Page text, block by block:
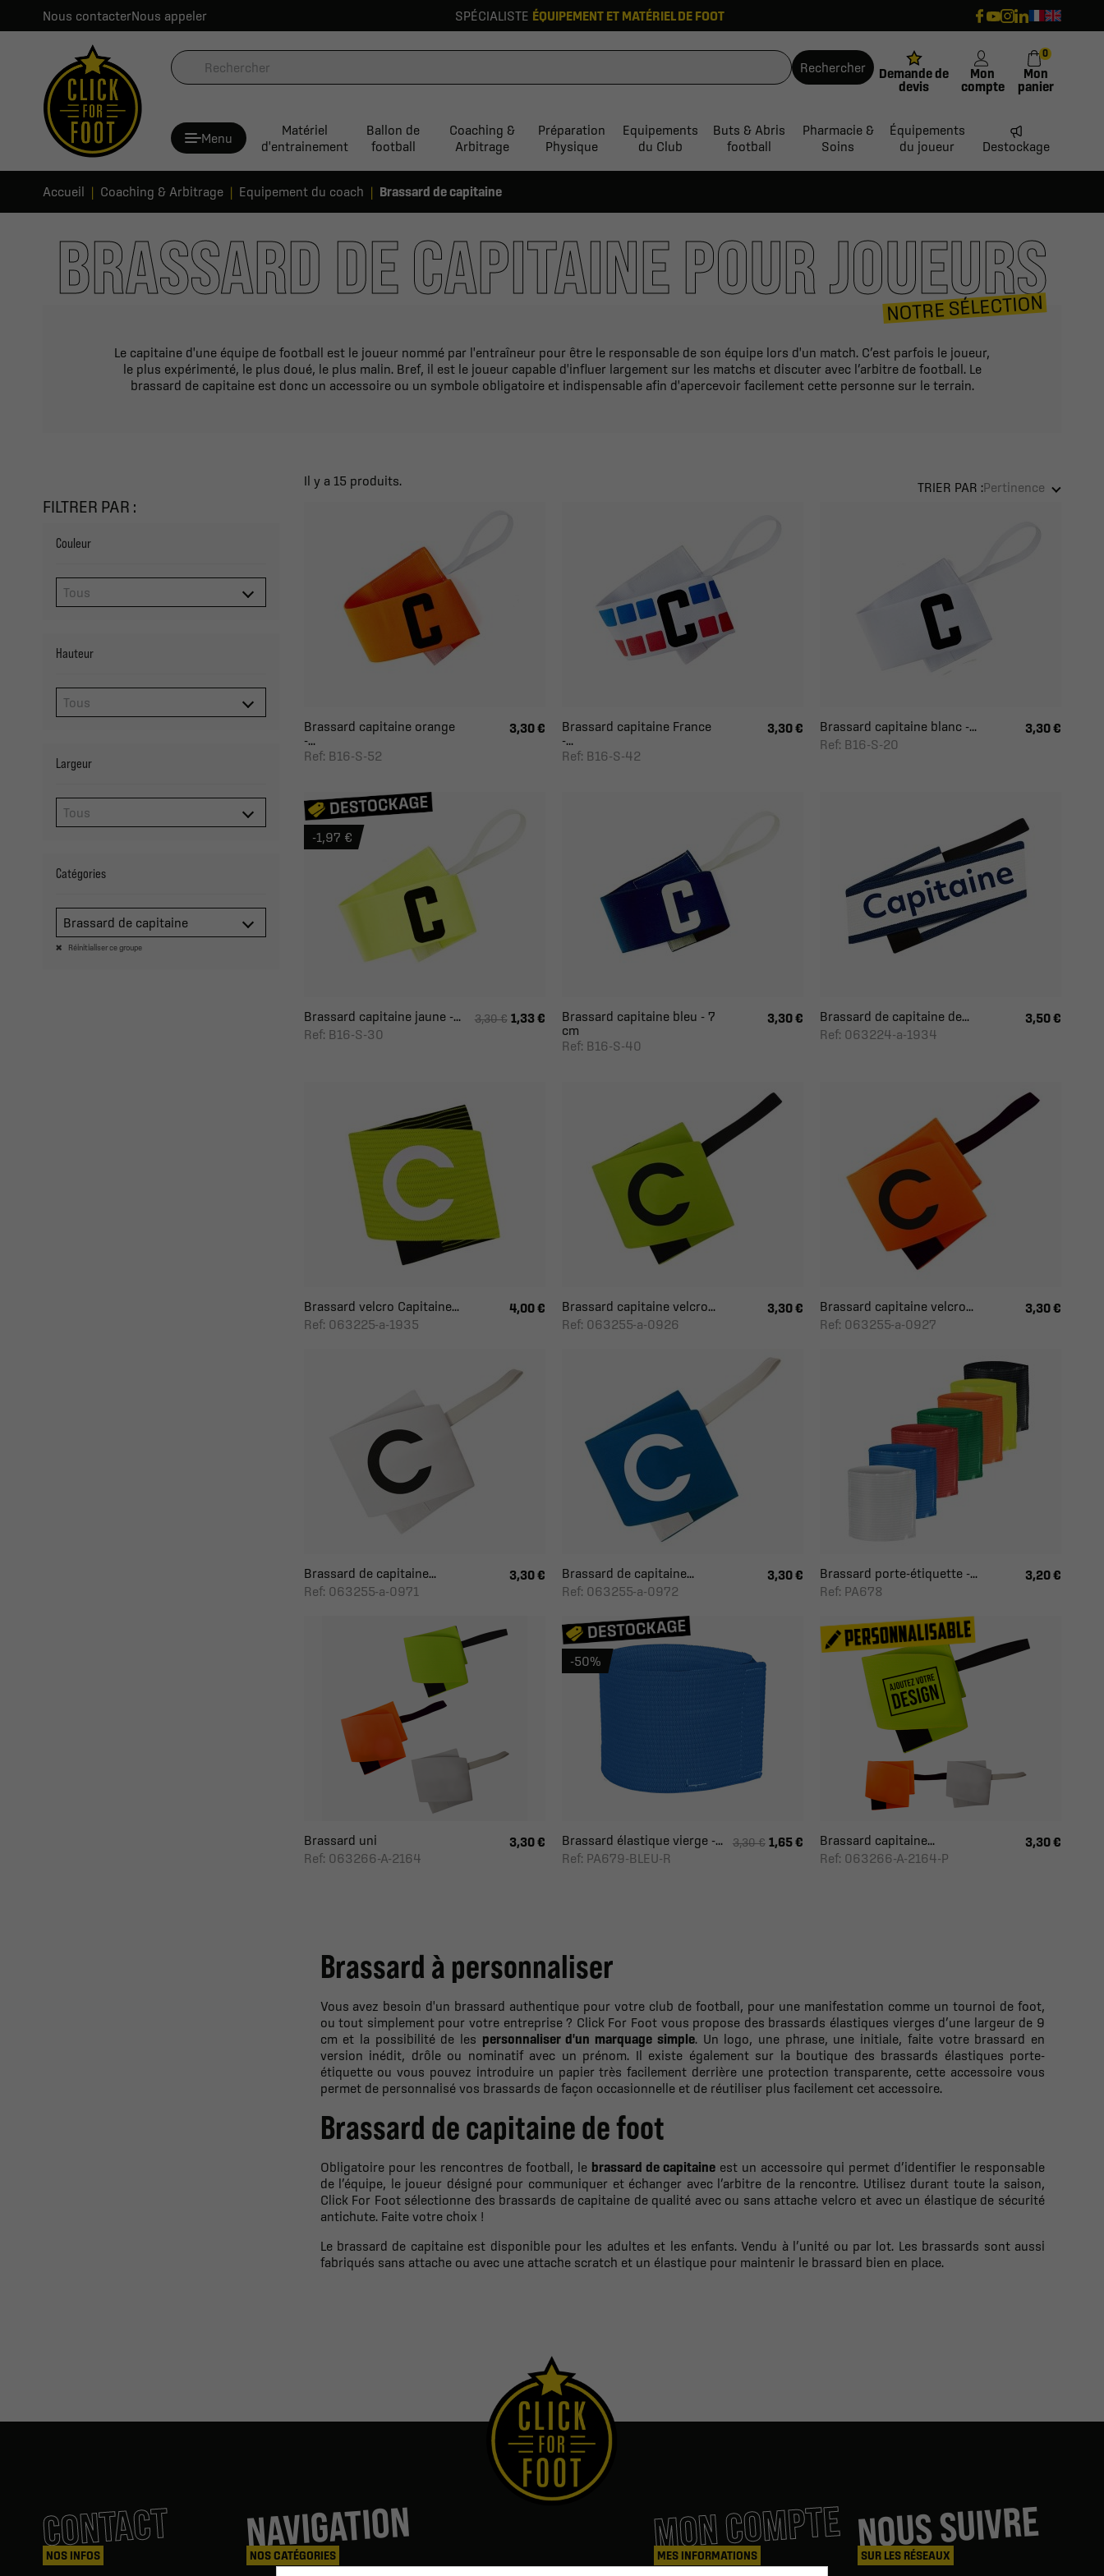
Nous contacterNous appeler SPÉCIALISTE ÉQUIPEMENT ET MATÉRIEL DE FOOT
Rechercher
Demande de
devis
Mon
compte
Mon
panier
0
Menu
Matériel
d'entrainement
Ballon de
football
Coaching &
Arbitrage
Préparation
Physique
Equipements
du Club
Buts & Abris
football
Pharmacie &
Soins
Équipements
du joueur
Destockage
Accueil Coaching & Arbitrage Equipement du coach Brassard de capitaine
BRASSARD DE CAPITAINE POUR JOUEURS
NOTRE SÉLECTION
Le capitaine d'une équipe de football est le joueur nommé par l'entraîneur pour être le responsable de son équipe lors d'un match. C’est parfois le joueur,
le plus expérimenté, le plus doué, le plus malin. Bref, il est le joueur capable d'influer largement sur les matchs et discuter avec l’arbitre de football. Le
brassard de capitaine est donc un accessoire ou un symbole obligatoire et indispensable afin d'apercevoir facilement cette personne sur le terrain.
FILTRER PAR :
Couleur
Hauteur
Largeur
Catégories
Brassard de capitaine
Réinitialiser ce groupe
Il y a 15 produits. TRIER PAR :Pertinence
Brassard capitaine orange
-...
Ref: B16-S-52
3,30 €
Brassard capitaine France
-...
Ref: B16-S-42
3,30 €
Brassard capitaine blanc -...
Ref: B16-S-20
3,30 €
Brassard capitaine jaune -...
Ref: B16-S-30
3,30 € 1,33 €
-1,97 €
Brassard capitaine bleu - 7
cm
Ref: B16-S-40
3,30 €
Brassard de capitaine de...
Ref: 063224-a-1934
3,50 €
Brassard velcro Capitaine...
Ref: 063225-a-1935
4,00 €
Brassard capitaine velcro...
Ref: 063255-a-0926
3,30 €
Brassard capitaine velcro...
Ref: 063255-a-0927
3,30 €
Brassard de capitaine...
Ref: 063255-a-0971
3,30 €
Brassard de capitaine...
Ref: 063255-a-0972
3,30 €
Brassard porte-étiquette -...
Ref: PA678
3,20 €
Brassard uni
Ref: 063266-A-2164
3,30 €
Brassard élastique vierge -...
Ref: PA679-BLEU-R
3,30 € 1,65 €
-50%
Brassard capitaine...
Ref: 063266-A-2164-P
3,30 €
Brassard à personnaliser
Vous avez besoin d'un brassard authentique pour votre club de football, pour une manifestation comme un tournoi de foot,
ou tout simplement pour votre entreprise ? Click For Foot vous propose des brassards élastiques vierges d’une largeur de 9
cm et la possibilité de les personnaliser d'un marquage simple. Un logo, une phrase, une initiale, faite votre brassard en
version inédit, drôle ou nominatif avec un prénom. Il existe également sur la boutique des brassards élastiques porte-
étiquette ou vous pouvez introduire un papier très facilement derrière une protection transparente, cette accessoire vous
permet de personnalisé vos brassards de façon occasionnelle et de réutiliser plus facilement cet accessoire.
Brassard de capitaine de foot
Obligatoire pour les rencontres de football, le brassard de capitaineest un accessoire qui permet d’identifier le responsable
de l’équipe, le joueur désigné pour communiquer et échanger avec l’arbitre de la rencontre. Utilisez durant toute la saison,
Click For Foot sélectionne des brassards de capitaine de qualité avec ou sans attache velcro et avec un élastique de sécurité
antichute. Faite votre choix !
Le brassard de capitaine est disponible pour les adultes et les enfants. Vendu à l’unité ou par lot. Les brassards sont aussi
fabriqués sans attache ou avec une attache scratch et un élastique pour maintenir le brassard bien en place.
CONTACT
NOS INFOS NAVIGATION
NOS CATÉGORIES MON COMPTE
MES INFORMATIONS NOUS SUIVRE
SUR LES RÉSEAUX